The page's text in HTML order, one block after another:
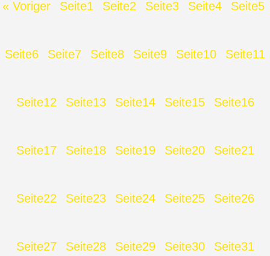
« Voriger Seite1 Seite2 Seite3 Seite4 Seite5
Seite6 Seite7 Seite8 Seite9 Seite10 Seite11
Seite12 Seite13 Seite14 Seite15 Seite16
Seite17 Seite18 Seite19 Seite20 Seite21
Seite22 Seite23 Seite24 Seite25 Seite26
Seite27 Seite28 Seite29 Seite30 Seite31